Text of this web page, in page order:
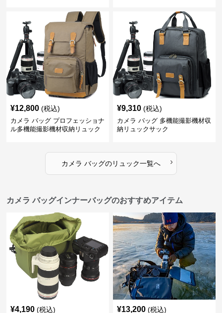
¥12,800 (税込)
カメラ バッグ プロフェッショナ
ル多機能撮影機材収納リュック
¥9,310 (税込)
カメラ バッグ 多機能撮影機材収
納リュックサック
カメラ バッグのリュック一覧へ ›
カメラ バッグインナーバッグのおすすめアイテム
¥4,190 (税込) ¥13,200 (税込)